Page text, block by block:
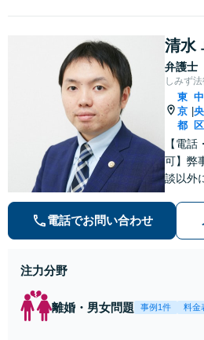
清水
弁護士
しみず
東
京
都
|
中
央
区
【電
可】弊
談以外
弁護
不安
電話でお問い合わせ
注力分野
離婚・男女問題 事例1件 料金